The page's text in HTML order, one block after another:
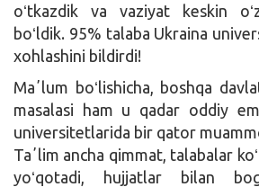
oʻtkazdik va vaziyat keskin
boʻldik. 95% talaba Ukraina
xohlashini bildirdi!
Maʼlum boʻlishicha, boshqa
masalasi ham u qadar oddiy
universitetlarida bir qator
Taʼlim ancha qimmat, talabalar
yoʻqotadi, hujjatlar bilan